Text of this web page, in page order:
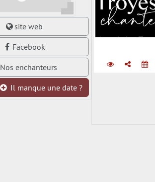
site web
Facebook
Nos enchanteurs
Il manque une date ?
Association